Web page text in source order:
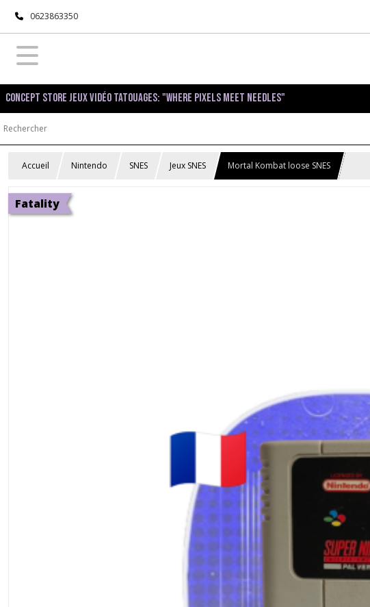
0623863350
Concept Store Jeux Vidéo Tatouages: "Where pixels meet needles"
Accueil Nintendo SNES Jeux SNES Mortal Kombat loose SNES
Fatality